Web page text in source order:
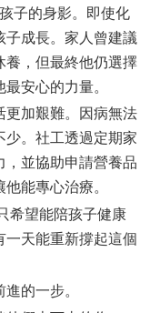
子的身影。即使化
成長。家人曾建議
養，但最終他仍選擇
安心的力量。
加艱難。因病無法
。社工透過定期家
並協助申請營養品
能專心治療。
希望能陪孩子健康
天能重新撐起這個
的一步。